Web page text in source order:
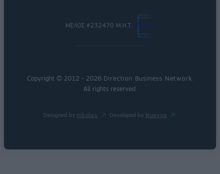
ΜΕΛΟΣ #232470 Μ.Η.Τ.
Copyright © 2012 - 2026 Direction Business Network
All rights reserved.
Designed by nikolas Developed by Nuevvo